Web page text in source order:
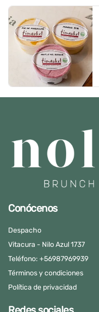
Conócenos
Despacho
Vitacura - Nilo Azul 1737
Teléfono: +56987969939
Términos y condiciones
Política de privacidad